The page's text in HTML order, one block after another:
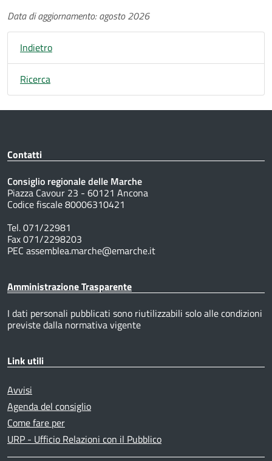
Data di aggiornamento: agosto 2026
Indietro
Ricerca
Contatti
Consiglio regionale delle Marche
Piazza Cavour 23 - 60121 Ancona
Codice fiscale 80006310421
Tel. 071/22981
Fax 071/2298203
PEC assemblea.marche@emarche.it
Amministrazione Trasparente
I dati personali pubblicati sono riutilizzabili solo alle condizioni
previste dalla normativa vigente
Link utili
Avvisi
Agenda del consiglio
Come fare per
URP - Ufficio Relazioni con il Pubblico